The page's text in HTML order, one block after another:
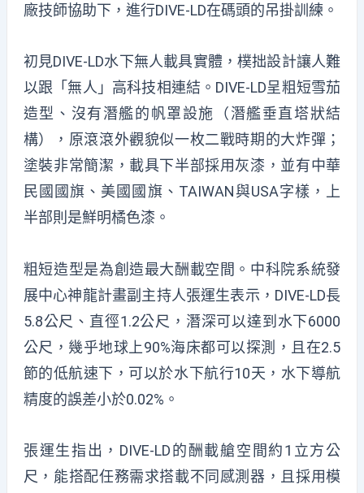
廠技師協助下，進行DIVE-LD在碼頭的吊掛訓練。
初見DIVE-LD水下無人載具實體，樸拙設計讓人難
以跟「無人」高科技相連結。DIVE-LD呈粗短雪茄
造型、沒有潛艦的帆罩設施（潛艦垂直塔狀結
構），原滾滾外觀貌似一枚二戰時期的大炸彈；
塗裝非常簡潔，載具下半部採用灰漆，並有中華
民國國旗、美國國旗、TAIWAN與USA字樣，上
半部則是鮮明橘色漆。
粗短造型是為創造最大酬載空間。中科院系統發
展中心神龍計畫副主持人張運生表示，DIVE-LD長
5.8公尺、直徑1.2公尺，潛深可以達到水下6000
公尺，幾乎地球上90%海床都可以探測，且在2.5
節的低航速下，可以於水下航行10天，水下導航
精度的誤差小於0.02%。
張運生指出，DIVE-LD的酬載艙空間約1立方公
尺，能搭配任務需求搭載不同感測器，且採用模